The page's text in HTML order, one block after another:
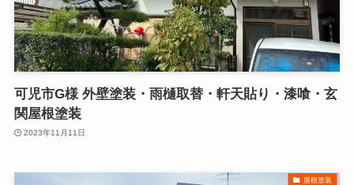
可児市G様 外壁塗装・雨樋取替・軒天貼り・漆喰・玄
関屋根塗装
2023年11月11日
屋根塗装